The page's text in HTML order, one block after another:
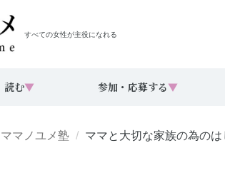
すべての女性が主役になれる
読む▼ 参加・応募する▼
ママノユメ塾 ママと大切な家族の為の